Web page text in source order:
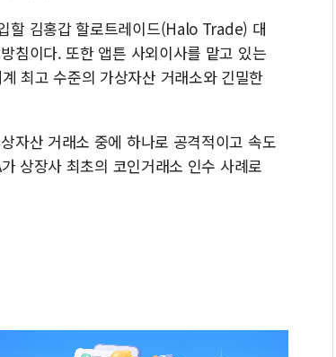
할 김홍갑 할로트레이드(Halo Trade) 대
침이다. 또한 앱튼 사외이사를 맡고 있는
최고 수준의 가상자산 거래소와 긴밀한
자산 거래소 중에 하나로 공격적이고 속도
상장사 최초의 코인거래소 인수 사례로